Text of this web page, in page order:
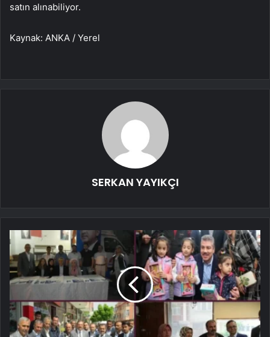
satın alınabiliyor.
Kaynak: ANKA / Yerel
SERKAN YAYIKÇI